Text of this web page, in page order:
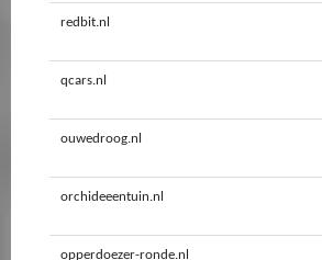
redbit.nl
qcars.nl
ouwedroog.nl
orchideeentuin.nl
opperdoezer-ronde.nl